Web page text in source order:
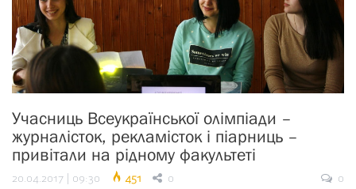
Учасниць Всеукраїнської олімпіади –
журналісток, рекламісток і піарниць –
привітали на рідному факультеті
20.04.2017 | 09:30 451 0
0